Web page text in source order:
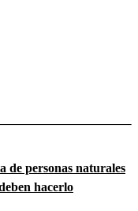
de personas naturales
hacerlo